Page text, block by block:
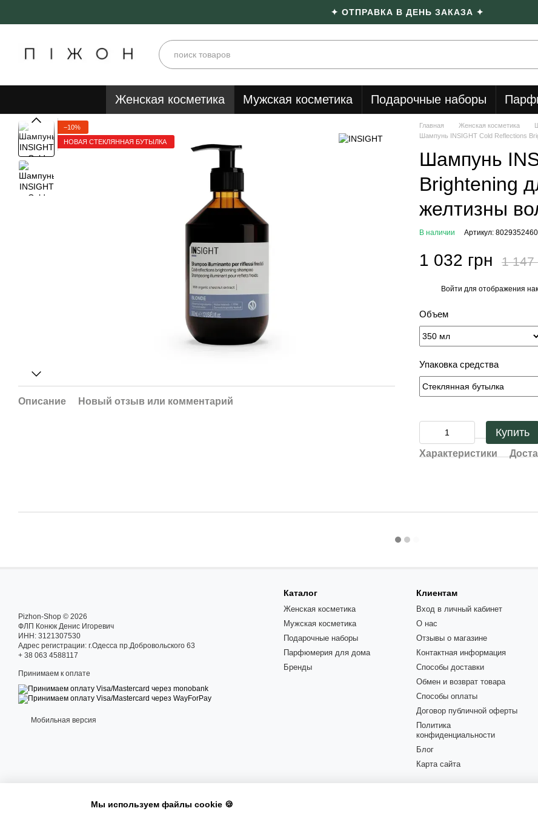
✦ ОТПРАВКА В ДЕНЬ ЗАКАЗА ✦
Женская косметика Мужская косметика Подарочные наборы
−10%
НОВАЯ СТЕКЛЯННАЯ БУТЫЛКА
Описание Новый отзыв или комментарий
Главная Женская косметика
Шампунь INSIGHT Cold Reflections
Шампунь
Brightening
желтизны
В наличии Артикул:
1 032 грн 1 147
Войти для отображения
Объем
Упаковка средства
Купить
Характеристики
Pizhon-Shop © 2026
ФЛП Конюк Денис Игоревич
ИНН: 3121307530
Адрес регистрации: г.Одесса пр.Добровольского 63
+ 38 063 4588117
Принимаем к оплате
Мобильная версия
Каталог
Женская косметика
Мужская косметика
Подарочные наборы
Парфюмерия для дома
Бренды
Клиентам
Вход в личный кабинет
О нас
Отзывы о магазине
Контактная информация
Способы доставки
Обмен и возврат товара
Способы оплаты
Договор публичной оферты
Политика
конфиденциальности
Блог
Карта сайта
Мы используем файлы cookie 🍪